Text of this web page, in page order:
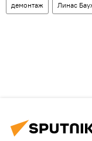
демонтаж Линас